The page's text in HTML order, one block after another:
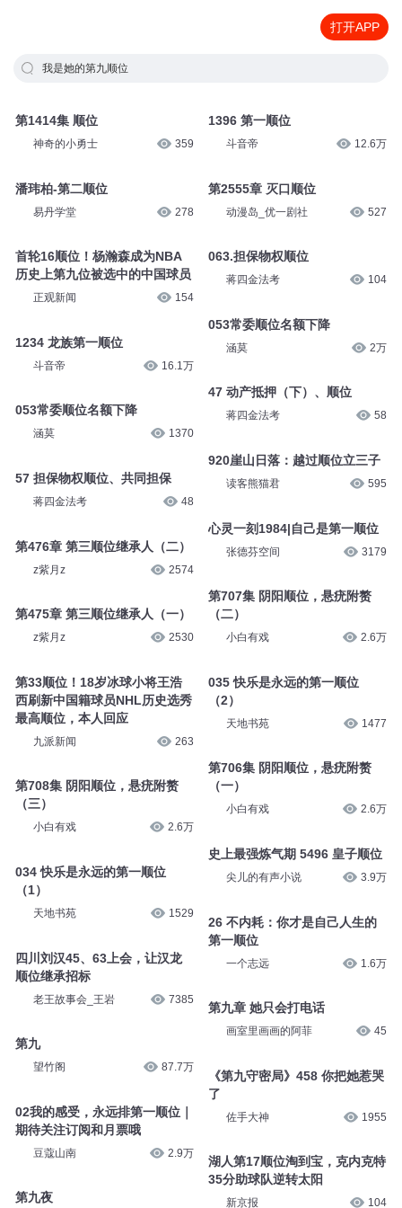
打开APP
我是她的第九顺位
第1414集 顺位
神奇的小勇士 359
潘玮柏-第二顺位
易丹学堂 278
首轮16顺位！杨瀚森成为NBA
历史上第九位被选中的中国球员
正观新闻 154
1234 龙族第一顺位
斗音帝 16.1万
053常委顺位名额下降
涵莫 1370
57 担保物权顺位、共同担保
蒋四金法考 48
第476章 第三顺位继承人（二）
z紫月z 2574
第475章 第三顺位继承人（一）
z紫月z 2530
第33顺位！18岁冰球小将王浩
西刷新中国籍球员NHL历史选秀
最高顺位，本人回应
九派新闻 263
第708集 阴阳顺位，悬疣附赘
（三）
小白有戏 2.6万
034 快乐是永远的第一顺位
（1）
天地书苑 1529
四川刘汉45、63上会，让汉龙
顺位继承招标
老王故事会_王岩 7385
第九
望竹阁 87.7万
02我的感受，永远排第一顺位｜
期待关注订阅和月票哦
豆蔻山南 2.9万
第九夜
1396 第一顺位
斗音帝 12.6万
第2555章 灭口顺位
动漫岛_优一剧社 527
063.担保物权顺位
蒋四金法考 104
053常委顺位名额下降
涵莫 2万
47 动产抵押（下）、顺位
蒋四金法考 58
920崖山日落：越过顺位立三子
读客熊猫君 595
心灵一刻1984|自己是第一顺位
张德芬空间 3179
第707集 阴阳顺位，悬疣附赘
（二）
小白有戏 2.6万
035 快乐是永远的第一顺位
（2）
天地书苑 1477
第706集 阴阳顺位，悬疣附赘
（一）
小白有戏 2.6万
史上最强炼气期 5496 皇子顺位
尖儿的有声小说 3.9万
26 不内耗：你才是自己人生的
第一顺位
一个志远 1.6万
第九章 她只会打电话
画室里画画的阿菲 45
《第九守密局》458 你把她惹哭
了
佐手大神 1955
湖人第17顺位淘到宝，克内克特
35分助球队逆转太阳
新京报 104